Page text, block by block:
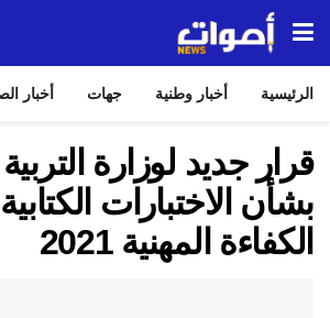
الرئيسية أخبار وطنية جهات أخبار
قرار جديد لوزارة
بشأن الاختبارات
الكفاءة المهنية 2021